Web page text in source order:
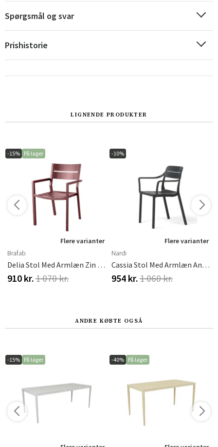
Spørgsmål og svar
Prishistorie
LIGNENDE PRODUKTER
-15% På lager
Flere varianter
Brafab
Delia Stol Med Armlæn Zin Red
910 kr.1 070 kr.
-10%
Flere varianter
Nardi
Cassia Stol Med Armlæn Antracite
954 kr.1 060 kr.
ANDRE KØBTE OGSÅ
-15% På lager -40% På lager